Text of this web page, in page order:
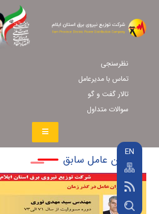
نظرسنجی
تماس با مدیرعامل
تالار گفت و گو
سوالات متداول
EN
مدیران عامل سابق